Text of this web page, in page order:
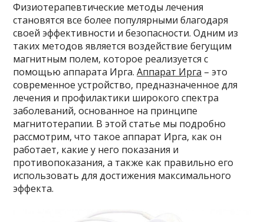
Физиотерапевтические методы лечения
становятся все более популярными благодаря
своей эффективности и безопасности. Одним из
таких методов является воздействие бегущим
магнитным полем, которое реализуется с
помощью аппарата Ирга.Аппарат Ирга – это
современное устройство, предназначенное для
лечения и профилактики широкого спектра
заболеваний, основанное на принципе
магнитотерапии. В этой статье мы подробно
рассмотрим, что такое аппарат Ирга, как он
работает, какие у него показания и
противопоказания, а также как правильно его
использовать для достижения максимального
эффекта.